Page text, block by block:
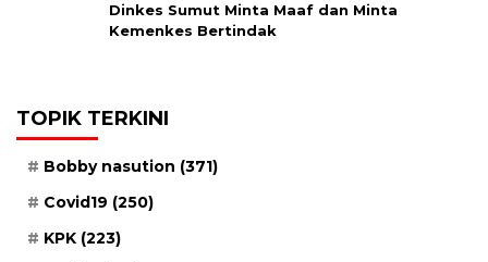
Dinkes Sumut Minta Maaf dan Minta
Kemenkes Bertindak
TOPIK TERKINI
Bobby nasution (371)
Covid19 (250)
KPK (223)